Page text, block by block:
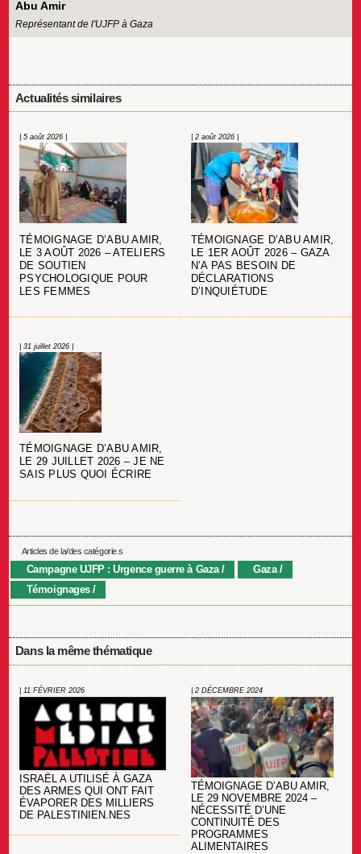
Abu Amir
Représentant de l'UJFP à Gaza
Actualités similaires
| 5 août 2026 |
TÉMOIGNAGE D’ABU AMIR,
LE 3 AOÛT 2026 – ATELIERS
DE SOUTIEN
PSYCHOLOGIQUE POUR
LES FEMMES
| 2 août 2026 |
TÉMOIGNAGE D’ABU AMIR,
LE 1ER AOÛT 2026 – GAZA
N’A PAS BESOIN DE
DÉCLARATIONS
D’INQUIÉTUDE
| 31 juillet 2026 |
TÉMOIGNAGE D’ABU AMIR,
LE 29 JUILLET 2026 – JE NE
SAIS PLUS QUOI ÉCRIRE
Articles de la/des catégorie.s
Campagne UJFP : Urgence guerre à Gaza
Gaza
Témoignages
Dans la même thématique
| 11 FÉVRIER 2026
ISRAËL A UTILISÉ À GAZA
DES ARMES QUI ONT FAIT
ÉVAPORER DES MILLIERS
DE PALESTINIEN.NES
| 2 DÉCEMBRE 2024
TÉMOIGNAGE D’ABU AMIR,
LE 29 NOVEMBRE 2024 –
NÉCESSITÉ D’UNE
CONTINUITÉ DES
PROGRAMMES
ALIMENTAIRES